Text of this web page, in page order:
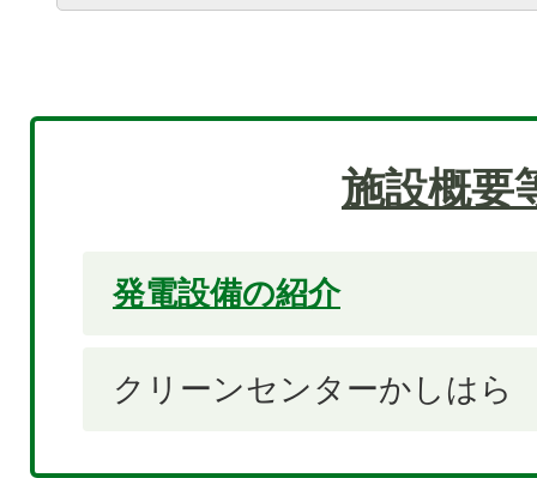
施設概要
発電設備の紹介
クリーンセンターかしはら